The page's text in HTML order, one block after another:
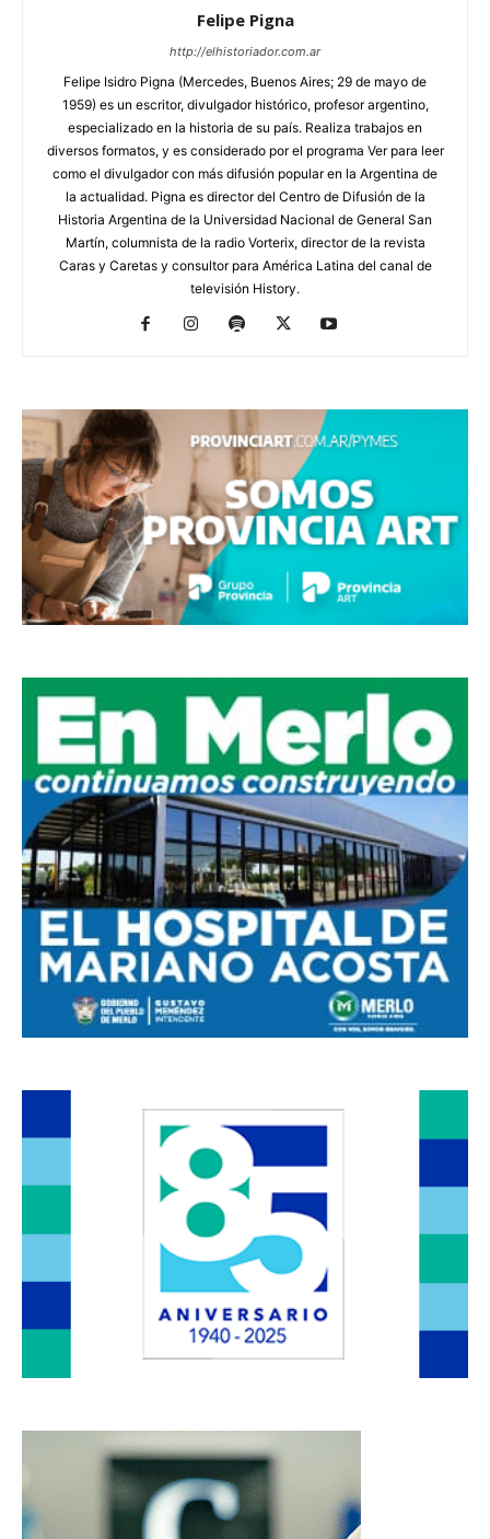
Felipe Pigna
http://elhistoriador.com.ar
Felipe Isidro Pigna (Mercedes, Buenos Aires; 29 de mayo de
1959) es un escritor, divulgador histórico, profesor argentino,
especializado en la historia de su país. Realiza trabajos en
diversos formatos, y es considerado por el programa Ver para leer
como el divulgador con más difusión popular en la Argentina de
la actualidad. Pigna es director del Centro de Difusión de la
Historia Argentina de la Universidad Nacional de General San
Martín, columnista de la radio Vorterix, director de la revista
Caras y Caretas y consultor para América Latina del canal de
televisión History.